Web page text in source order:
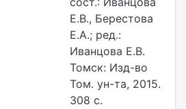
Е.В., Берестова
Е.А.; ред.:
Иванцова Е.В.
Томск: Изд-во
Том. ун-та, 2015.
308 с.